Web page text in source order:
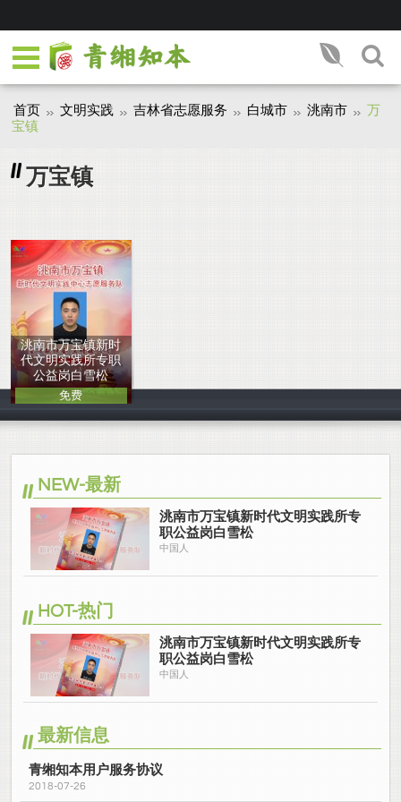
首页 文明实践 吉林省志愿服务 白城市 洮南市
万
宝镇
万宝镇
洮南市万宝镇新时
代文明实践所专职
公益岗白雪松
中国人
免费
NEW-最新
洮南市万宝镇新时代文明实践所专
职公益岗白雪松
中国人
HOT-热门
洮南市万宝镇新时代文明实践所专
职公益岗白雪松
中国人
最新信息
青缃知本用户服务协议
2018-07-26